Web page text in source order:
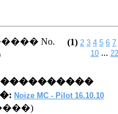
No.
(1) 2 3 4 5 6 7
10 ...
Noize MC - Pilot 16.10.10